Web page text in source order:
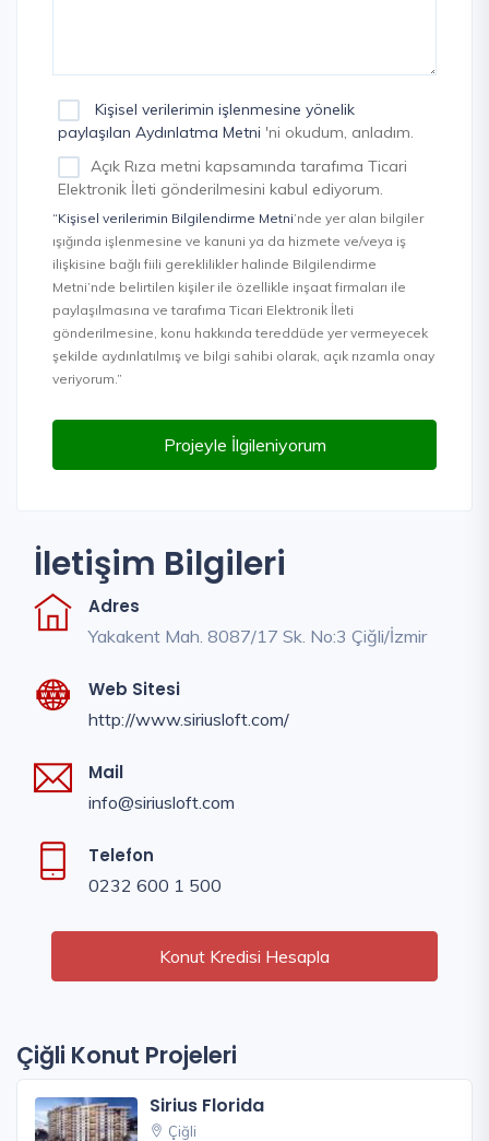
Kişisel verilerimin işlenmesine yönelik
paylaşılan Aydınlatma Metni 'ni okudum, anladım.
Açık Rıza metni kapsamında tarafıma Ticari
Elektronik İleti gönderilmesini kabul ediyorum.
“Kişisel verilerimin Bilgilendirme Metni’nde yer alan bilgiler
ışığında işlenmesine ve kanuni ya da hizmete ve/veya iş
ilişkisine bağlı fiili gereklilikler halinde Bilgilendirme
Metni’nde belirtilen kişiler ile özellikle inşaat firmaları ile
paylaşılmasına ve tarafıma Ticari Elektronik İleti
gönderilmesine, konu hakkında tereddüde yer vermeyecek
şekilde aydınlatılmış ve bilgi sahibi olarak, açık rızamla onay
veriyorum.”
Projeyle İlgileniyorum
İletişim Bilgileri
Adres
Yakakent Mah. 8087/17 Sk. No:3 Çiğli/İzmir
Web Sitesi
http://www.siriusloft.com/
Mail
info@siriusloft.com
Telefon
0232 600 1 500
Konut Kredisi Hesapla
Çiğli Konut Projeleri
Sirius Florida
Çiğli